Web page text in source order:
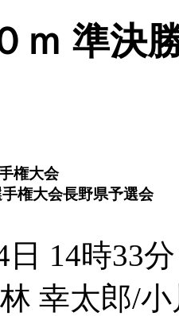
ｍ 準決
権大会
権大会長野県予選会
日 14時33分
幸太郎/